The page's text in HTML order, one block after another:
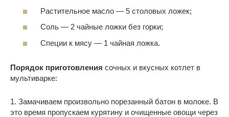
Растительное масло — 5 столовых ложек;
Соль — 2 чайные ложки без горки;
Специи к мясу — 1 чайная ложка.
Порядок приготовления сочных и вкусных котлет в
мультиварке:
1. Замачиваем произвольно порезанный батон в молоке. В
это время пропускаем курятину и очищенные овощи через